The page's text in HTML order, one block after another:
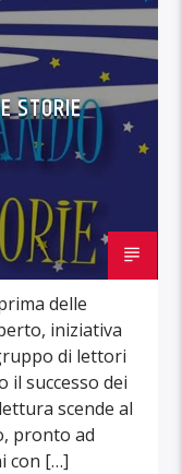
STORIE
delle
iniziativa
di lettori
il successo dei
scende al
pronto ad
con […]